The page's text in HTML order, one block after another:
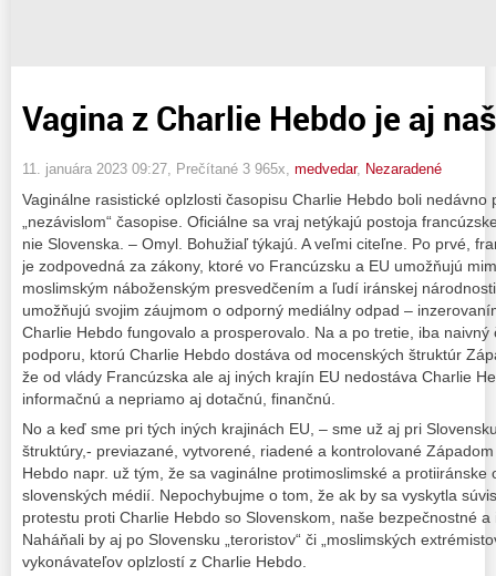
Vagina z Charlie Hebdo je aj
11. januára 2023 09:27 , Prečítané 3 965x, medvedar, Nezaradené
Vaginálne rasistické oplzlosti časopisu Charlie Hebdo boli nedávno
„nezávislom“ časopise. Oficiálne sa vraj netýkajú postoja
nie Slovenska. – Omyl. Bohužiaľ týkajú. A veľmi citeľne. Po prvé,
je zodpovedná za zákony, ktoré vo Francúzsku a EU umožňujú
moslimským náboženským presvedčením a ľudí iránskej
umožňujú svojim záujmom o odporný mediálny odpad –
Charlie Hebdo fungovalo a prosperovalo. Na a po tretie, iba
podporu, ktorú Charlie Hebdo dostáva od mocenských štruktúr
že od vlády Francúzska ale aj iných krajín EU nedostáva Charlie
informačnú a nepriamo aj dotačnú, finančnú.
No a keď sme pri tých iných krajinách EU, – sme už aj pri
štruktúry,- previazané, vytvorené, riadené a kontrolované
Hebdo napr. už tým, že sa vaginálne protimoslimské a protiiránske
slovenských médií. Nepochybujme o tom, že ak by sa vyskytla
protestu proti Charlie Hebdo so Slovenskom, naše bezpečnostné
Naháňali by aj po Slovensku „teroristov“ či „moslimských
vykonávateľov oplzlostí z Charlie Hebdo.